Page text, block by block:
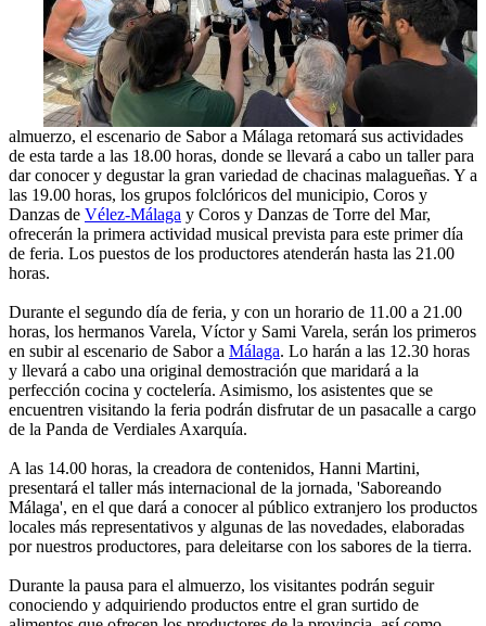
almuerzo, el escenario de Sabor a Málaga retomará sus actividades
de esta tarde a las 18.00 horas, donde se llevará a cabo un taller para
dar conocer y degustar la gran variedad de chacinas malagueñas. Y a
las 19.00 horas, los grupos folclóricos del municipio, Coros y
Danzas de Vélez-Málaga y Coros y Danzas de Torre del Mar,
ofrecerán la primera actividad musical prevista para este primer día
de feria. Los puestos de los productores atenderán hasta las 21.00
horas.
Durante el segundo día de feria, y con un horario de 11.00 a 21.00
horas, los hermanos Varela, Víctor y Sami Varela, serán los primeros
en subir al escenario de Sabor a Málaga. Lo harán a las 12.30 horas
y llevará a cabo una original demostración que maridará a la
perfección cocina y coctelería. Asimismo, los asistentes que se
encuentren visitando la feria podrán disfrutar de un pasacalle a cargo
de la Panda de Verdiales Axarquía.
A las 14.00 horas, la creadora de contenidos, Hanni Martini,
presentará el taller más internacional de la jornada, 'Saboreando
Málaga', en el que dará a conocer al público extranjero los productos
locales más representativos y algunas de las novedades, elaboradas
por nuestros productores, para deleitarse con los sabores de la tierra.
Durante la pausa para el almuerzo, los visitantes podrán seguir
conociendo y adquiriendo productos entre el gran surtido de